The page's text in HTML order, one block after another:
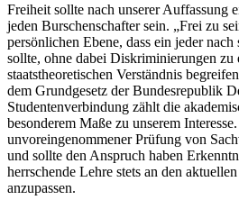
Freiheit sollte nach unserer Auffassung
jeden Burschenschafter sein. „Frei zu
persönlichen Ebene, dass ein jeder
sollte, ohne dabei Diskriminierungen zu
staatstheoretischen Verständnis
dem Grundgesetz der Bundesrepublik
Studentenverbindung zählt die
besonderem Maße zu unserem
unvoreingenommener Prüfung von
und sollte den Anspruch haben
herrschende Lehre stets an den
anzupassen.